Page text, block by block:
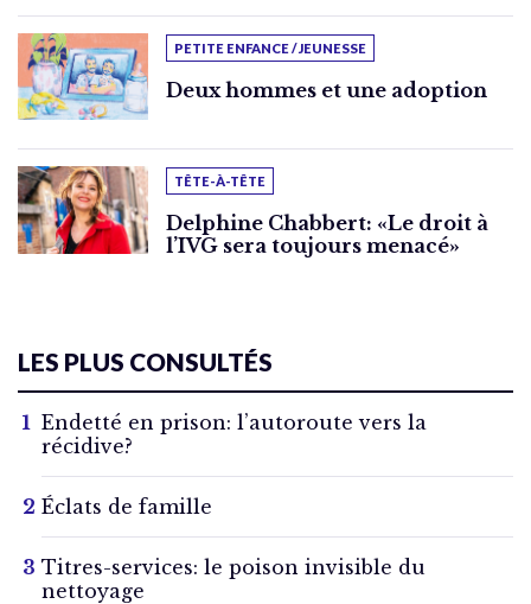
PETITE ENFANCE / JEUNESSE
Deux hommes et une adoption
TÊTE-À-TÊTE
Delphine Chabbert: «Le droit à
l’IVG sera toujours menacé»
LES PLUS CONSULTÉS
Endetté en prison: l’autoroute vers la
récidive?
Éclats de famille
Titres-services: le poison invisible du
nettoyage